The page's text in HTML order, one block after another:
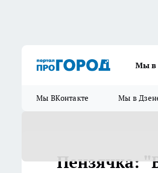
Мы
Мы ВКонтакте Мы в
Пензячка: